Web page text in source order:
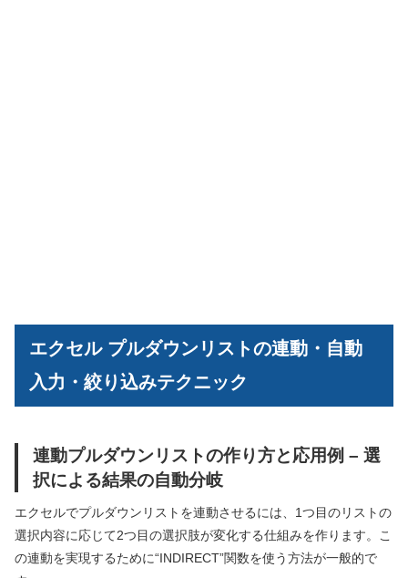
エクセル プルダウンリストの連動・自動
入力・絞り込みテクニック
連動プルダウンリストの作り方と応用例 – 選
択による結果の自動分岐
エクセルでプルダウンリストを連動させるには、1つ目のリストの
選択内容に応じて2つ目の選択肢が変化する仕組みを作ります。こ
の連動を実現するために“INDIRECT”関数を使う方法が一般的で